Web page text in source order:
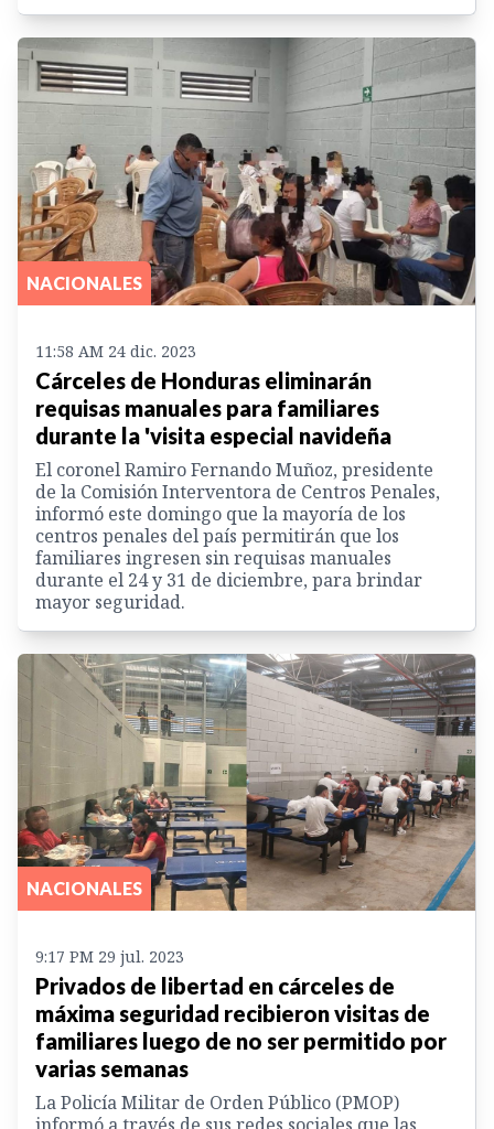
NACIONALES
11:58 AM 24 dic. 2023
Cárceles de Honduras eliminarán
requisas manuales para familiares
durante la 'visita especial navideña
El coronel Ramiro Fernando Muñoz, presidente
de la Comisión Interventora de Centros Penales,
informó este domingo que la mayoría de los
centros penales del país permitirán que los
familiares ingresen sin requisas manuales
durante el 24 y 31 de diciembre, para brindar
mayor seguridad.
NACIONALES
9:17 PM 29 jul. 2023
Privados de libertad en cárceles de
máxima seguridad recibieron visitas de
familiares luego de no ser permitido por
varias semanas
La Policía Militar de Orden Público (PMOP)